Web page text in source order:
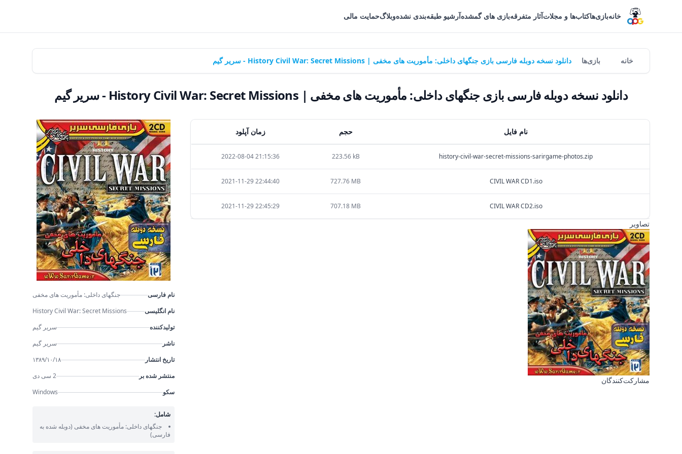
خانهبازی‌هاکتاب‌ها و مجلاتآثار متفرقهبازی های گمشدهآرشیو طبقه‌بندی نشدهوبلاگحمایت مالی
خانه بازی‌ها دانلود نسخه دوبله فارسی بازی جنگهای داخلی: مأموریت های مخفی | History Civil War: Secret Missions - سریر گیم
دانلود نسخه دوبله فارسی بازی جنگهای داخلی: مأموریت های مخفی | History Civil War: Secret Missions - سریر گیم
نام فایل حجم زمان آپلود
history-civil-war-secret-missions-sarirgame-photos.zip
223.56 kB
2022-08-04 21:15:36
CIVIL WAR CD1.iso
727.76 MB
2021-11-29 22:44:40
CIVIL WAR CD2.iso
707.18 MB
2021-11-29 22:45:29
تصاویر
مشارکت‌کنندگان
نام فارسی
جنگهای داخلی: مأموریت های مخفی
نام انگلیسی
History Civil War: Secret Missions
تولیدکننده
سریر گیم
ناشر
سریر گیم
تاریخ انتشار
۱۳۸۹/۱۰/۱۸
منتشر شده بر
2 سی دی
سکو
Windows
شامل:
جنگهای داخلی: مأموریت های مخفی (دوبله شده به
فارسی)